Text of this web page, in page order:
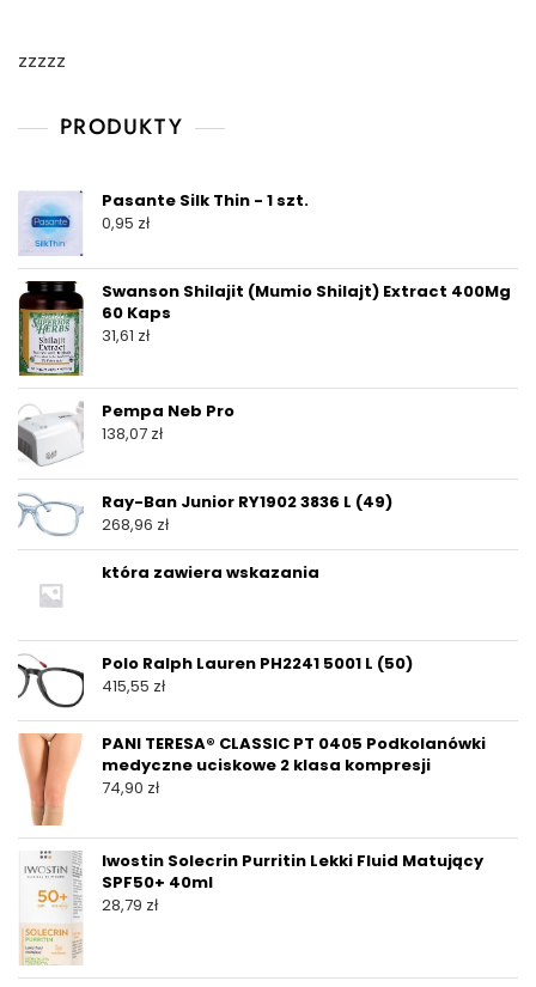
zzzzz
PRODUKTY
Pasante Silk Thin - 1 szt.
0,95 zł
Swanson Shilajit (Mumio Shilajt) Extract 400Mg
60 Kaps
31,61 zł
Pempa Neb Pro
138,07 zł
Ray-Ban Junior RY1902 3836 L (49)
268,96 zł
która zawiera wskazania
Polo Ralph Lauren PH2241 5001 L (50)
415,55 zł
PANI TERESA® CLASSIC PT 0405 Podkolanówki
medyczne uciskowe 2 klasa kompresji
74,90 zł
Iwostin Solecrin Purritin Lekki Fluid Matujący
SPF50+ 40ml
28,79 zł